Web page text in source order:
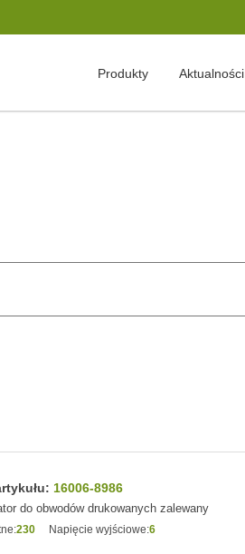
Produkty Aktualności
16006-8986
do obwodów drukowanych zalewany
230 Napięcie wyjściowe:6